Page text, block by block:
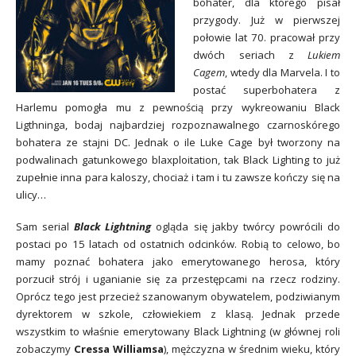
przygody. Już w pierwszej
połowie lat 70. pracował przy
dwóch seriach z Lukiem
Cagem, wtedy dla Marvela. I to
postać superbohatera z
Harlemu pomogła mu z pewnością przy wykreowaniu Black
Ligthninga, bodaj najbardziej rozpoznawalnego czarnoskórego
bohatera ze stajni DC. Jednak o ile Luke Cage był tworzony na
podwalinach gatunkowego blaxploitation, tak Black Lighting to już
zupełnie inna para kaloszy, chociaż i tam i tu zawsze kończy się na
ulicy…
Sam serialBlack Lightningogląda się jakby twórcy powrócili do
postaci po 15 latach od ostatnich odcinków. Robią to celowo, bo
mamy poznać bohatera jako emerytowanego herosa, który
porzucił strój i uganianie się za przestępcami na rzecz rodziny.
Oprócz tego jest przecież szanowanym obywatelem, podziwianym
dyrektorem w szkole, człowiekiem z klasą. Jednak przede
wszystkim to właśnie emerytowany Black Lightning (w głównej roli
zobaczymy Cressa Williamsa), mężczyzna w średnim wieku, który